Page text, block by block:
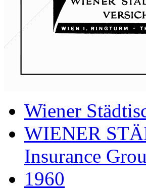
Wiener
WIENER
Insurance
1960